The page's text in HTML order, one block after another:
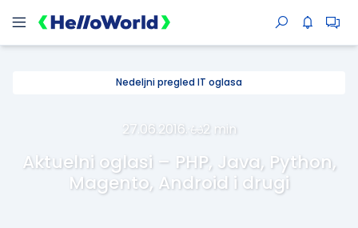
Nedeljni pregled IT oglasa
27.06.2016. 2 min
Aktuelni oglasi – PHP, Java, Python,
Magento, Android i drugi